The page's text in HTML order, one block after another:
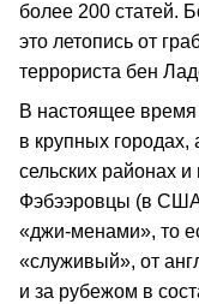
более 200 статей.
это летопись от
террориста бен
В настоящее
в крупных
сельских районах
Фэбээровцы (в США
«джи-менами», то
«служивый», от
и за рубежом в